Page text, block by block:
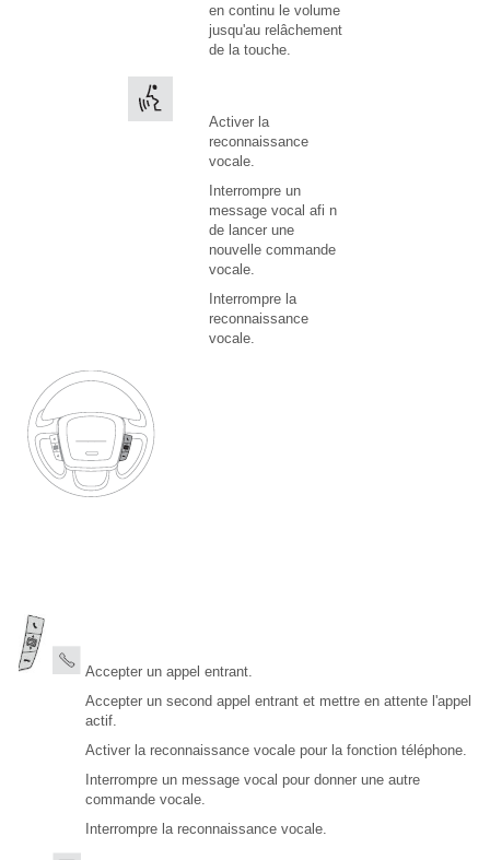
en continu le volume
jusqu'au relâchement
de la touche.
Activer la
reconnaissance
vocale.
Interrompre un
message vocal afi n
de lancer une
nouvelle commande
vocale.
Interrompre la
reconnaissance
vocale.
Accepter un appel entrant.
Accepter un second appel entrant et mettre en attente l'appel
actif.
Activer la reconnaissance vocale pour la fonction téléphone.
Interrompre un message vocal pour donner une autre
commande vocale.
Interrompre la reconnaissance vocale.